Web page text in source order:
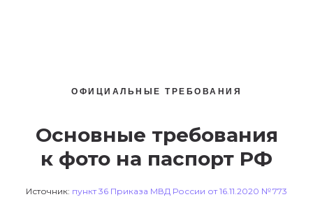
ОФИЦИАЛЬНЫЕ ТРЕБОВАНИЯ
Основные требования
к фото на паспорт РФ
Источник: пункт 36 Приказа МВД России от 16.11.2020 № 773